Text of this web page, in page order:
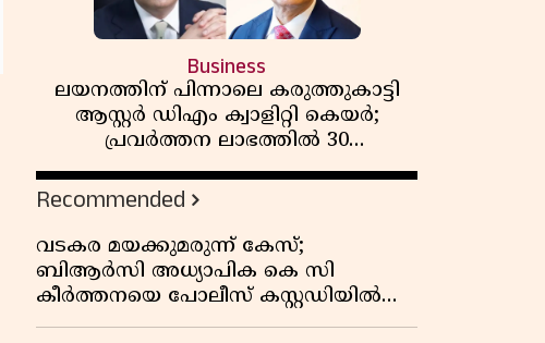
Business
ലയനത്തിന് പിന്നാലെ കരുത്തുകാട്ടി
ആസ്റ്റർ ഡിഎം ക്വാളിറ്റി കെയർ;
പ്രവർത്തന ലാഭത്തിൽ 30
ശതമാനത്തിൻ്റെ വളർച്ച,
വരുമാനത്തിലും ലാഭത്തിലും വൻ
കുതിപ്പ് രേഖപ്പെടുത്തി ആദ്യ പാദ
റിപ്പോർട്ട് പുറത്ത്
Recommended
വടകര മയക്കുമരുന്ന് കേസ്;
ബിആർസി അധ്യാപിക കെ സി
കീർത്തനയെ പോലീസ് കസ്റ്റഡിയിൽ
വിട്ടു